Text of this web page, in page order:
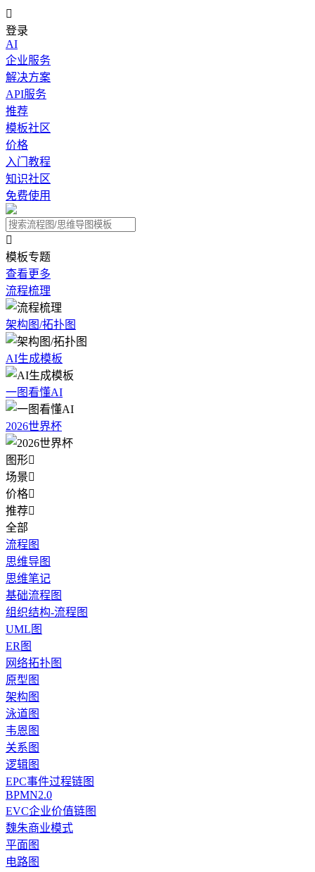

登录
AI
企业服务
解决方案
API服务
推荐
模板社区
价格
入门教程
知识社区
免费使用

模板专题
查看更多
流程梳理
架构图/拓扑图
AI生成模板
一图看懂AI
2026世界杯
图形
场景
价格
推荐
全部
流程图
思维导图
思维笔记
基础流程图
组织结构-流程图
UML图
ER图
网络拓扑图
原型图
架构图
泳道图
韦恩图
关系图
逻辑图
EPC事件过程链图
BPMN2.0
EVC企业价值链图
魏朱商业模式
平面图
电路图